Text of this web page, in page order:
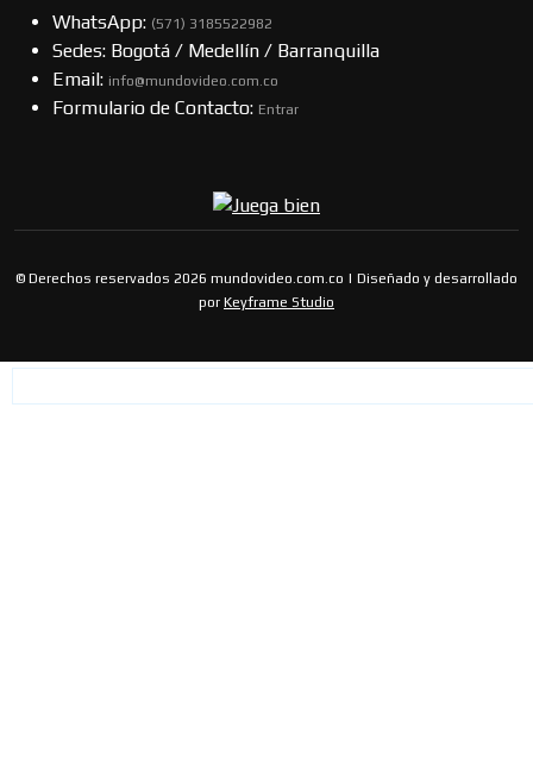
WhatsApp: (57​​1) 3185522982
Sedes: Bogotá / Medellín / Barranquilla
Email: info@mundovideo.com.co
Formulario de Contacto: Entrar
© Derechos reservados 2026 mundovideo.com.co | Diseñado y desarrollado
por Keyframe Studio